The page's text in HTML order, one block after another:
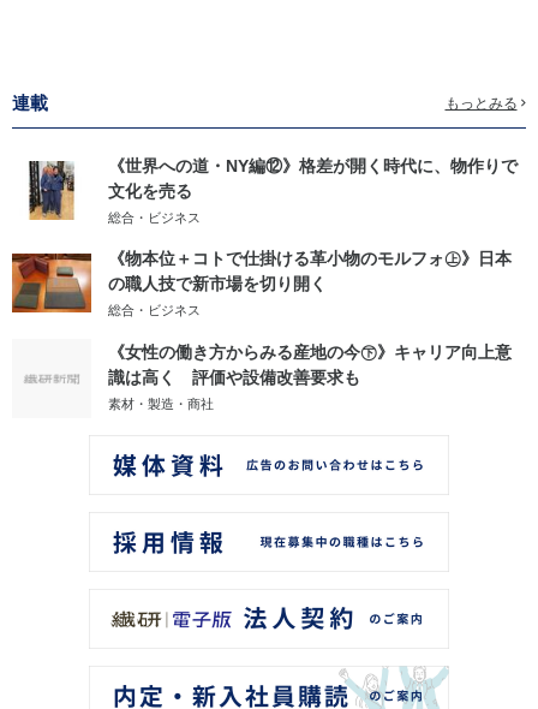
連載 もっとみる
《世界への道・NY編⑫》格差が開く時代に、物作りで
文化を売る
総合・ビジネス
《物本位＋コトで仕掛ける革小物のモルフォ㊤》日本
の職人技で新市場を切り開く
総合・ビジネス
《女性の働き方からみる産地の今㊦》キャリア向上意
識は高く 評価や設備改善要求も
素材・製造・商社